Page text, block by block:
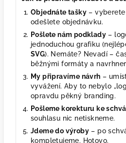
Objednáte tašky –
odešlete objednávku.
Pošlete nám podklady –
jednoduchou grafiku
SVG). Nemáte? Nevadí –
běžnými formáty a
My připravíme návrh –
vyvážení. Aby to nebylo
opravdu pěkný branding.
Pošleme korekturu ke
souhlasu nic netiskneme.
Jdeme do výroby – po
kompletujeme. Hotovo.